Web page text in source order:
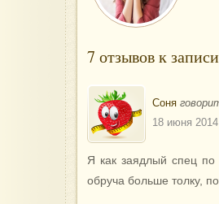
7 отзывов к
Соня
18 июня
Я как заядлый спец по
обруча больше толку,